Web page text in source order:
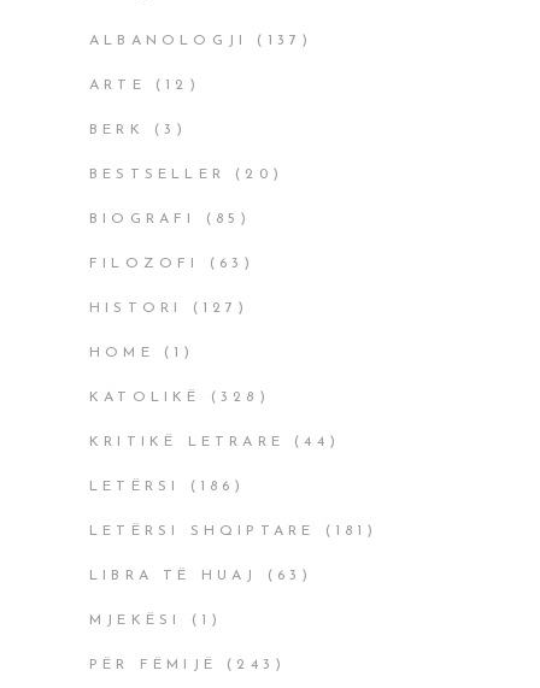
ALBANOLOGJI (137)
ARTE (12)
BERK (3)
BESTSELLER (20)
BIOGRAFI (85)
FILOZOFI (63)
HISTORI (127)
HOME (1)
KATOLIKË (328)
KRITIKË LETRARE (44)
LETËRSI (186)
LETËRSI SHQIPTARE (181)
LIBRA TË HUAJ (63)
MJEKËSI (1)
PËR FËMIJË (243)